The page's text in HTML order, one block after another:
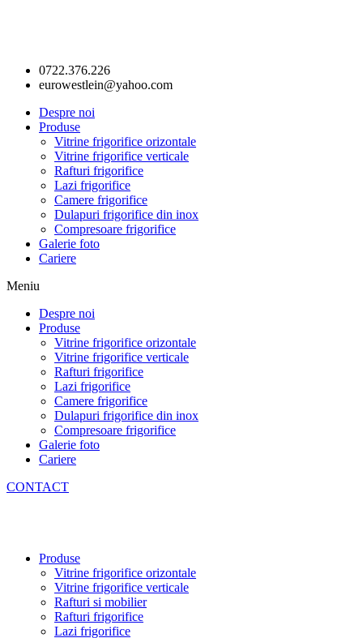
0722.376.226
eurowestlein@yahoo.com
Despre noi
Produse
Vitrine frigorifice orizontale
Vitrine frigorifice verticale
Rafturi frigorifice
Lazi frigorifice
Camere frigorifice
Dulapuri frigorifice din inox
Compresoare frigorifice
Galerie foto
Cariere
Meniu
Despre noi
Produse
Vitrine frigorifice orizontale
Vitrine frigorifice verticale
Rafturi frigorifice
Lazi frigorifice
Camere frigorifice
Dulapuri frigorifice din inox
Compresoare frigorifice
Galerie foto
Cariere
CONTACT
Produse
Vitrine frigorifice orizontale
Vitrine frigorifice verticale
Rafturi si mobilier
Rafturi frigorifice
Lazi frigorifice